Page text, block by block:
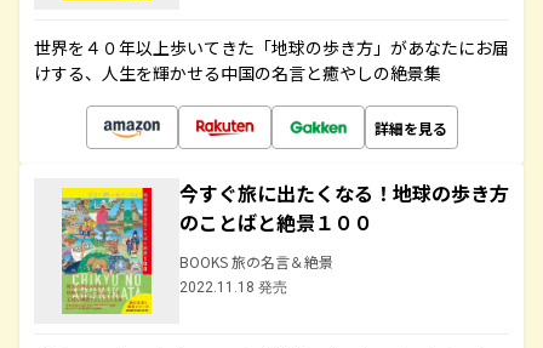
世界を４０年以上歩いてきた「地球の歩き方」があなたにお届
けする、人生を輝かせる中国の名言と癒やしの絶景集
詳細を見る
今すぐ旅に出たくなる！地球の歩き方
のことばと絶景１００
BOOKS 旅の名言＆絶景
2022.11.18 発売